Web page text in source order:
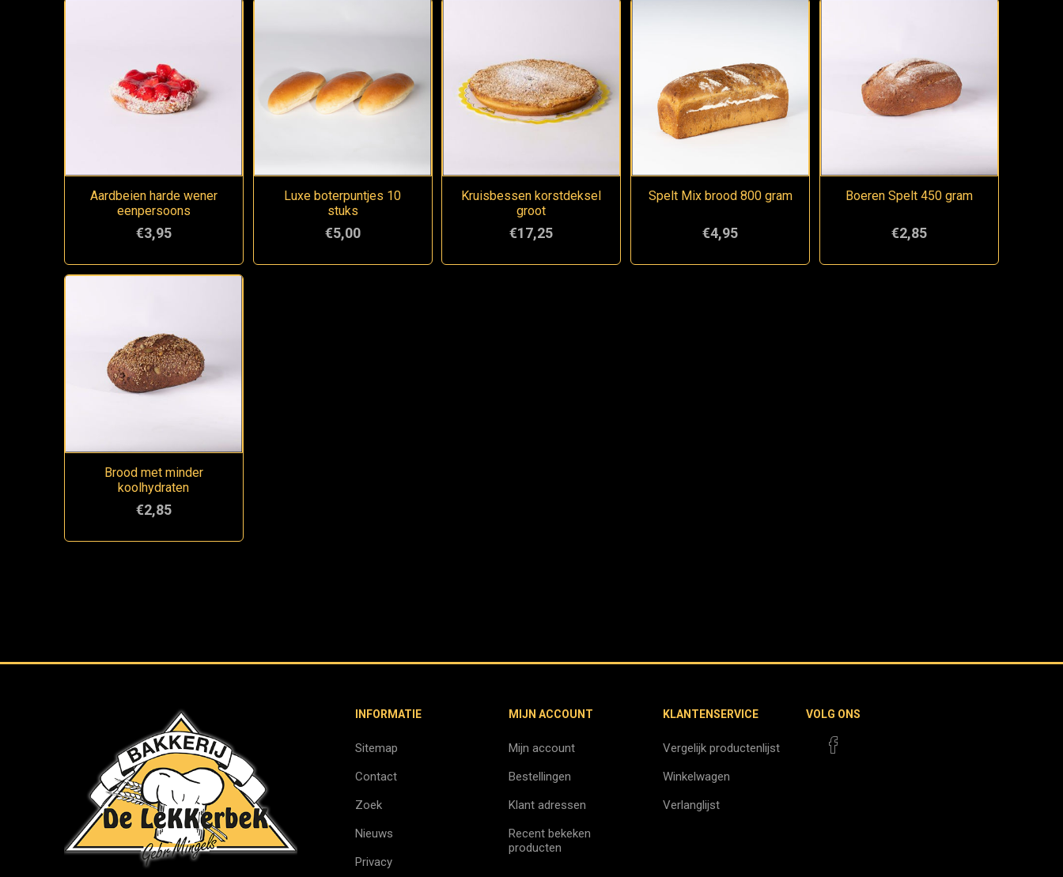
Aardbeien harde wener
eenpersoons
€3,95
Luxe boterpuntjes 10
stuks
€5,00
Kruisbessen korstdeksel
groot
€17,25
Spelt Mix brood 800 gram
€4,95
Boeren Spelt 450 gram
€2,85
Brood met minder
koolhydraten
€2,85
INFORMATIE
Sitemap
Contact
Zoek
Nieuws
Privacy
MIJN ACCOUNT
Mijn account
Bestellingen
Klant adressen
Recent bekeken
producten
KLANTENSERVICE
Vergelijk productenlijst
Winkelwagen
Verlanglijst
VOLG ONS